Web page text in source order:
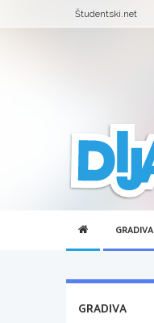
Študentski.net
GRADIVA
GRADIVA